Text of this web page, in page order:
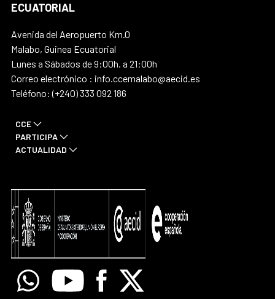
ECUATORIAL
Avenida del Aeropuerto Km.0
Malabo, Guinea Ecuatorial
Lunes a Sábados de 9:00h. a 21:00h
Correo electrónico : info.ccemalabo@aecid.es
Teléfono: (+240) 333 092 186
CCE
PARTICIPA
ACTUALIDAD
WhatsappYoutube Facebook
X